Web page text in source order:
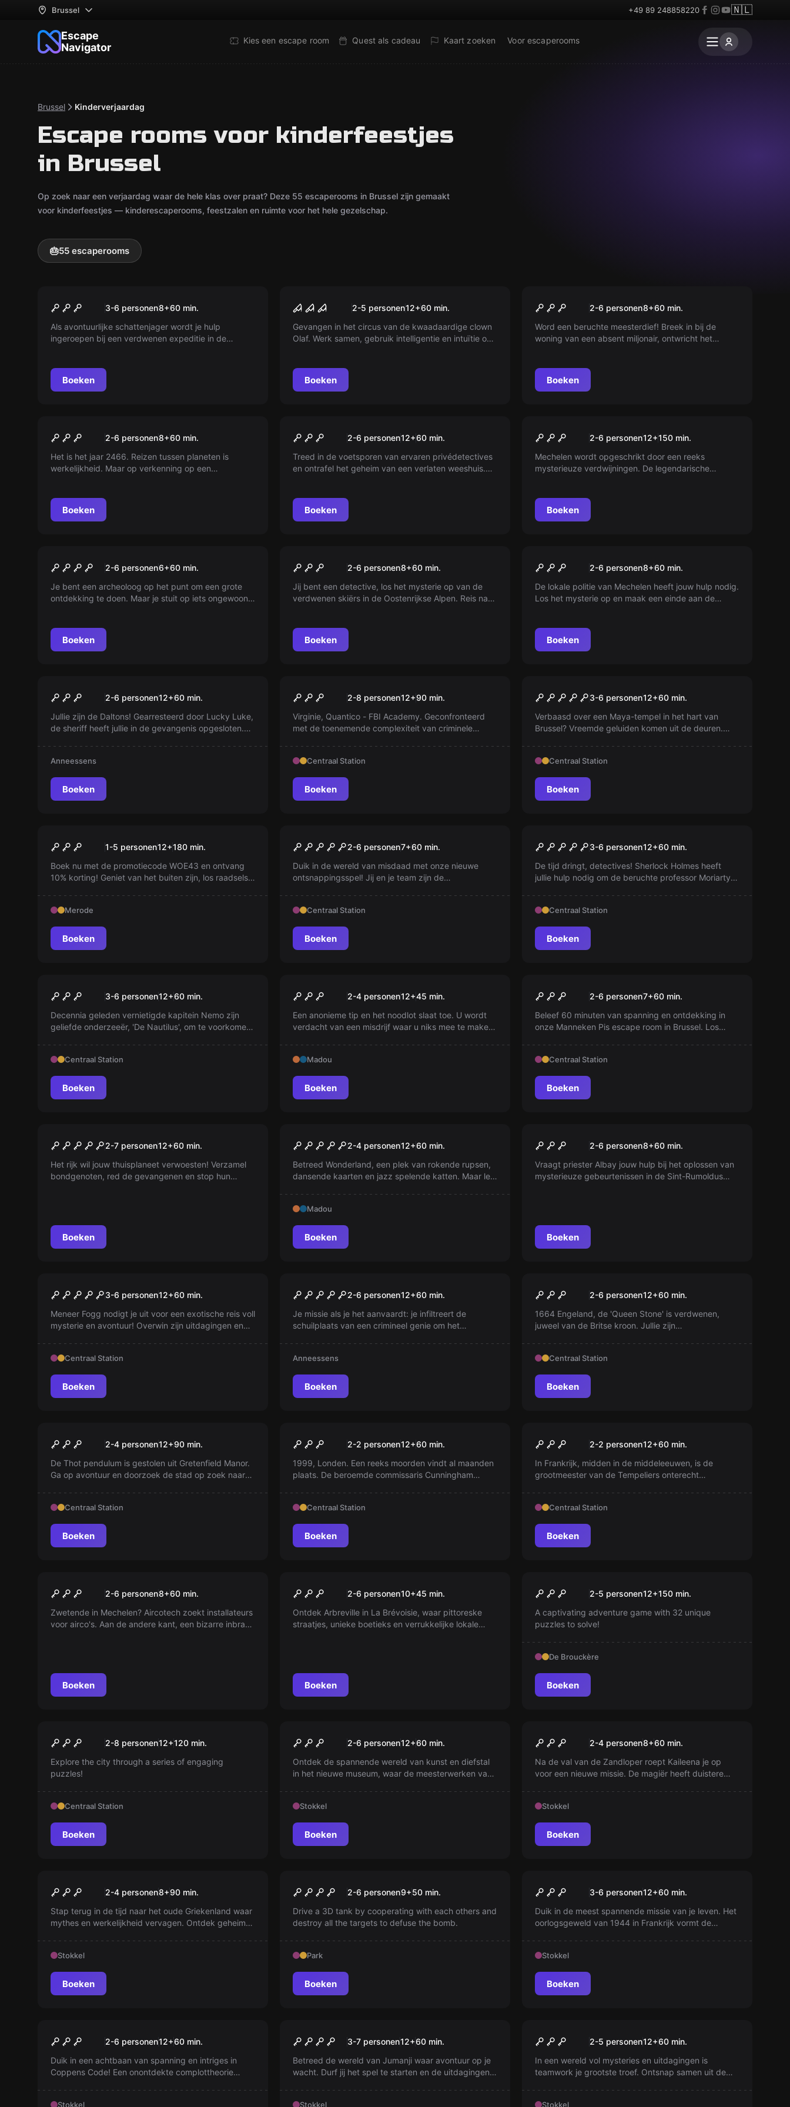
Brussel +49 89 248858220 🇳🇱
Escape
Navigator
Kies een escape room Quest als cadeau Kaart zoeken Voor escaperooms
Brussel Kinderverjaardag
Escape rooms voor kinderfeestjes
in Brussel
Op zoek naar een verjaardag waar de hele klas over praat? Deze 55 escaperooms in Brussel zijn gemaakt
voor kinderfeestjes — kinderescaperooms, feestzalen en ruimte voor het hele gezelschap.
🎂55 escaperooms
De schat van Kalakmul
3-6 personen8+60 min.
Als avontuurlijke schattenjager wordt je hulp
ingeroepen bij een verdwenen expeditie in de
Boeken
The Great Olaf
2-5 personen12+60 min.
Gevangen in het circus van de kwaadaardige clown
Olaf. Werk samen, gebruik intelligentie en intuïtie om
Boeken
De meesterdief van
Mechelen
2-6 personen8+60 min.
Word een beruchte meesterdief! Breek in bij de
woning van een absent miljonair, ontwricht het
Boeken
Lost in Space
2-6 personen8+60 min.
Het is het jaar 2466. Reizen tussen planeten is
werkelijkheid. Maar op verkenning op een
Boeken
Secret of Malines
2-6 personen12+60 min.
Treed in de voetsporen van ervaren privédetectives
en ontrafel het geheim van een verlaten weeshuis.
verleden.
Boeken
Nieuw
DE NEKKER2-6 personen12+150 min.
Mechelen wordt opgeschrikt door een reeks
mysterieuze verdwijningen. De legendarische
geraffineerde copycat? Ontdek het mysterie voordat
er meer slachtoffers vallen!
Boeken
Out of Time
2-6 personen6+60 min.
Je bent een archeoloog op het punt om een grote
ontdekking te doen. Maar je stuit op iets ongewoons,
handen.
Boeken
Cabin in the Woods
2-6 personen8+60 min.
Jij bent een detective, los het mysterie op van de
verdwenen skiërs in de Oostenrijkse Alpen. Reis naar
Boeken
De Nekker2-6 personen8+60 min.
De lokale politie van Mechelen heeft jouw hulp nodig.
Los het mysterie op en maak een einde aan de
Boeken
De Ontsnapping van de
Daltons
2-6 personen12+60 min.
Jullie zijn de Daltons! Gearresteerd door Lucky Luke,
de sheriff heeft jullie in de gevangenis opgesloten.
Anneessens
Boeken
Quantico2-8 personen12+90 min.
Virginie, Quantico - FBI Academy. Geconfronteerd
met de toenemende complexiteit van criminele
instructeurs.
Centraal Station
Boeken
Mayan Temple
3-6 personen12+60 min.
Verbaasd over een Maya-tempel in het hart van
Brussel? Vreemde geluiden komen uit de deuren.
Centraal Station
Boeken
World City Trail
1-5 personen12+180 min.
Boek nu met de promotiecode WOE43 en ontvang
10% korting! Geniet van het buiten zijn, los raadsels
geweldig!
Merode
Boeken
Bank Overval
2-6 personen7+60 min.
Duik in de wereld van misdaad met onze nieuwe
ontsnappingsspel! Jij en je team zijn de
Centraal Station
Boeken
Sherlocked3-6 personen12+60 min.
De tijd dringt, detectives! Sherlock Holmes heeft
jullie hulp nodig om de beruchte professor Moriarty
Moriarty waarschijnlijk iets ernstig aan het plannen
is…
Centraal Station
Boeken
Nautilus3-6 personen12+60 min.
Decennia geleden vernietigde kapitein Nemo zijn
geliefde onderzeeër, 'De Nautilus', om te voorkomen
Centraal Station
Boeken
Prison 2-4 personen12+45 min.
Een anonieme tip en het noodlot slaat toe. U wordt
verdacht van een misdrijf waar u niks mee te maken
meedogenloos. Ontsnap nu het nog kan !
Madou
Boeken
Kamer van Manneken Pis
2-6 personen7+60 min.
Beleef 60 minuten van spanning en ontdekking in
onze Manneken Pis escape room in Brussel. Los
aan?Centraal Station
Boeken
Star Wars® ©
2-7 personen12+60 min.
Het rijk wil jouw thuisplaneet verwoesten! Verzamel
bondgenoten, red de gevangenen en stop hun
Boeken
Alice in Wonderland
2-4 personen12+60 min.
Betreed Wonderland, een plek van rokende rupsen,
dansende kaarten en jazz spelende katten. Maar let
Madou
Boeken
Het geheim van Sint-
Rumoldus
2-6 personen8+60 min.
Vraagt priester Albay jouw hulp bij het oplossen van
mysterieuze gebeurtenissen in de Sint-Rumoldus
Boeken
Phileas Fogg's Residence
3-6 personen12+60 min.
Meneer Fogg nodigt je uit voor een exotische reis voll
mysterie en avontuur! Overwin zijn uitdagingen en
Centraal Station
Boeken
Blacksad - Privé-detective
2-6 personen12+60 min.
Je missie als je het aanvaardt: je infiltreert de
schuilplaats van een crimineel genie om het
maar vooral ... kom er levend eruit!
Anneessens
Boeken
Cortez's Hold
2-6 personen12+60 min.
1664 Engeland, de 'Queen Stone' is verdwenen,
juweel van de Britse kroon. Jullie zijn
iemand sluw en zou je snel kunnen opmerken! Veel
succes matrozen!
Centraal Station
Boeken
Le vol du Pendule Millénaire
2-4 personen12+90 min.
De Thot pendulum is gestolen uit Gretenfield Manor.
Ga op avontuur en doorzoek de stad op zoek naar
Centraal Station
Boeken
L'Affaire Cunningham
2-2 personen12+60 min.
1999, Londen. Een reeks moorden vindt al maanden
plaats. De beroemde commissaris Cunningham
plotseling! Nu is het jouw beurt om te onderzoeken...
Centraal Station
Boeken
Le Fort 2-2 personen12+60 min.
In Frankrijk, midden in de middeleeuwen, is de
grootmeester van de Tempeliers onterecht
de Orde van de Tempeliers te redden?
Centraal Station
Boeken
De wraak van Han
2-6 personen8+60 min.
Zwetende in Mechelen? Aircotech zoekt installateurs
voor airco's. Aan de andere kant, een bizarre inbraak
Boeken
Nieuw
ARBREVILLE
2-6 personen10+45 min.
Ontdek Arbreville in La Brévoisie, waar pittoreske
straatjes, unieke boetieks en verrukkelijke lokale
juweeltje. Boek nu!
Boeken
Nieuw
Prison Island
2-5 personen12+150 min.
A captivating adventure game with 32 unique
puzzles to solve!
De Brouckère
Boeken
Nieuw
Brussels by Puzzles
2-8 personen12+120 min.
Explore the city through a series of engaging
puzzles!
Centraal Station
Boeken
Nieuw
Het Museum
2-6 personen12+60 min.
Ontdek de spannende wereld van kunst en diefstal
in het nieuwe museum, waar de meesterwerken van
waardevolle werken stelen zonder gepakt te
worden? Een gevaarlijk spel begint!
Stokkel
Boeken
Nieuw
De Dolk van de Tijd (Prince
of Persia)
2-4 personen8+60 min.
Na de val van de Zandloper roept Kaileena je op
voor een nieuwe missie. De magiër heeft duistere
snel handelen. Zal je op tijd zijn om een ramp te
voorkomen?
Stokkel
Boeken
Nieuw
Voorbij Medusa's Poort
2-4 personen8+90 min.
Stap terug in de tijd naar het oude Griekenland waar
mythes en werkelijkheid vervagen. Ontdek geheime
ontrafelen? Duik in dit avontuur en vind het
legendarische schip van de Argonauten.
Stokkel
Boeken
Nieuw
THE BOMB2-6 personen9+50 min.
Drive a 3D tank by cooperating with each others and
destroy all the targets to defuse the bomb.
Park
Boeken
Nieuw
Ryan redden
3-6 personen12+60 min.
Duik in de meest spannende missie van je leven. Het
oorlogsgeweld van 1944 in Frankrijk vormt de
de proef gesteld. Kunnen jullie de missie tot een
succesvol einde brengen?
Stokkel
Boeken
Nieuw
Fort Knox2-6 personen12+60 min.
Duik in een achtbaan van spanning en intriges in
Coppens Code! Een onontdekte complottheorie
Stokkel
Nieuw
Jumanji3-7 personen12+60 min.
Betreed de wereld van Jumanji waar avontuur op je
wacht. Durf jij het spel te starten en de uitdagingen
Stokkel
Nieuw
Gevangenisuitbraak
2-5 personen12+60 min.
In een wereld vol mysteries en uitdagingen is
teamwork je grootste troef. Ontsnap samen uit de
Stokkel